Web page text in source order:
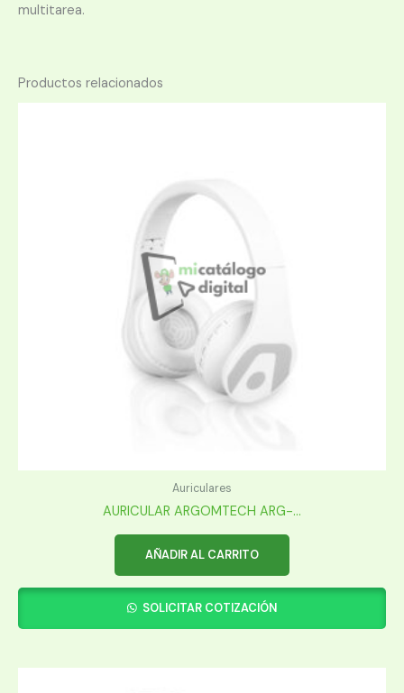
multitarea.
Productos relacionados
Auriculares
AURICULAR ARGOMTECH ARG-...
AÑADIR AL CARRITO
SOLICITAR COTIZACIÓN